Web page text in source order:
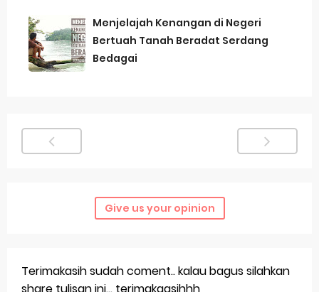
Menjelajah Kenangan di Negeri
Bertuah Tanah Beradat Serdang
Bedagai
Give us your opinion
Terimakasih sudah coment.. kalau bagus silahkan